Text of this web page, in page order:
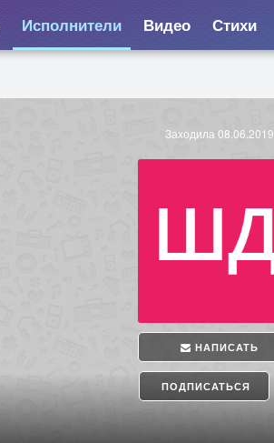
Исполнители Видео Стихи
Заходила 08.06.2019
НАПИСАТЬ
ПОДПИСАТЬСЯ